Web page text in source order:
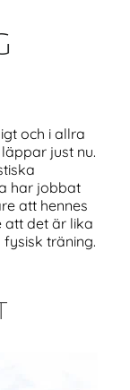
och i allra
just nu.
har jobbat
att hennes
att det är lika
träning.